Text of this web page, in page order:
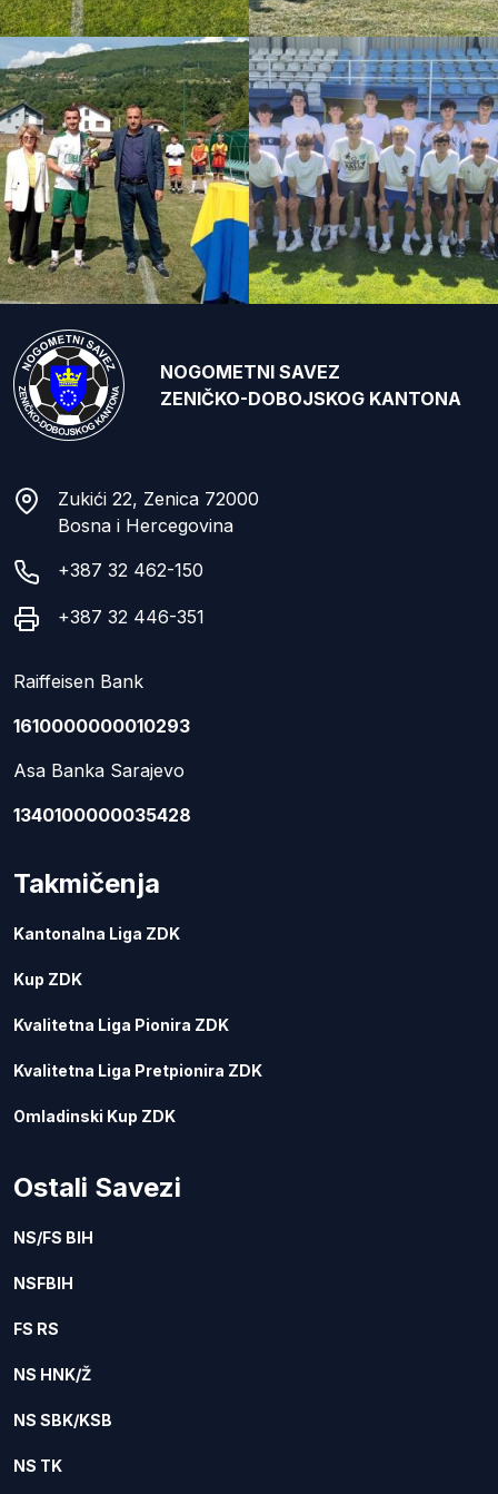
NOGOMETNI SAVEZ
ZENIČKO-DOBOJSKOG KANTONA
Zukići 22, Zenica 72000
Bosna i Hercegovina
+387 32 462-150
+387 32 446-351
Raiffeisen Bank
1610000000010293
Asa Banka Sarajevo
1340100000035428
Takmičenja
Kantonalna Liga ZDK
Kup ZDK
Kvalitetna Liga Pionira ZDK
Kvalitetna Liga Pretpionira ZDK
Omladinski Kup ZDK
Ostali Savezi
NS/FS BIH
NSFBIH
FS RS
NS HNK/Ž
NS SBK/KSB
NS TK